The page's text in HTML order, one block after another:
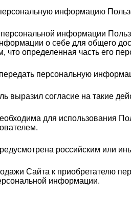
информацию
информации
о себе для общего
что определенная часть его
персональную
выразил согласие на такие
для использования
российским или
Сайта к приобретателю
информации.